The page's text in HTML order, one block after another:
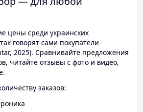
цены среди украинских
говорят сами покупатели
2025). Сравнивайте предложения
читайте отзывы с фото и видео,
заказов: